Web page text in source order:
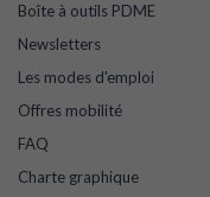
Boîte à outils PDME
Newsletters
Les modes d'emploi
Offres mobilité
FAQ
Charte graphique